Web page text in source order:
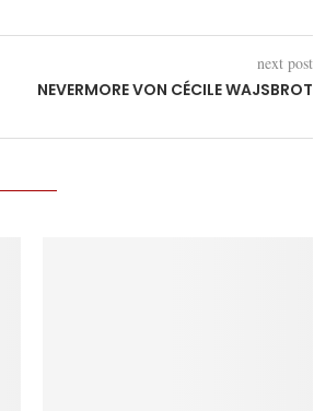
next post
NEVERMORE VON CÉCILE WAJSBROT